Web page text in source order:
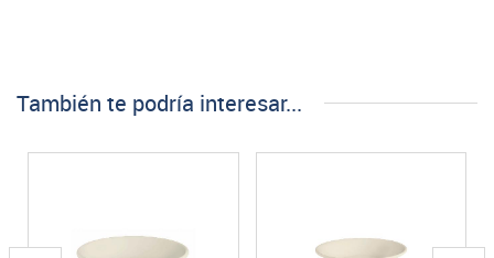
También te podría interesar...